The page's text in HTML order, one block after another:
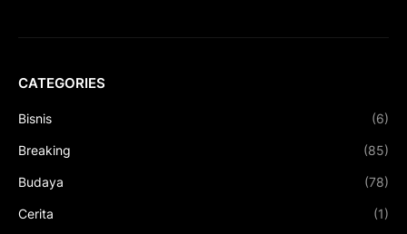
CATEGORIES
Bisnis (6)
Breaking (85)
Budaya (78)
Cerita (1)